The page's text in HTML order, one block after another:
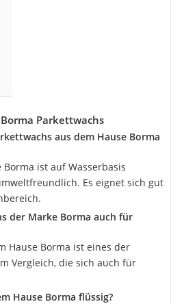
Parkettwachs
aus dem Hause Borma
ist auf Wasserbasis
Es eignet sich gut
der Marke Borma auch für
Hause Borma ist eines der
Vergleich, die sich auch für
Hause Borma flüssig?